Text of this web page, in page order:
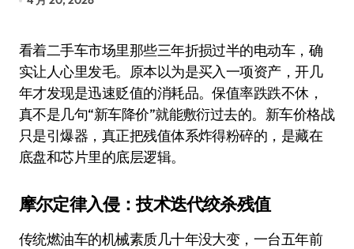
看着二手车市场里那些三年折损过半的电动车，确
实让人心里发毛。原本以为是买入一项资产，开几
年才发现是迅速贬值的消耗品。保值率跌跌不休，
真不是几句“新车降价”就能敷衍过去的。新车价格战
只是引爆器，真正把残值体系炸得粉碎的，是藏在
底盘和芯片里的底层逻辑。
摩尔定律入侵：技术迭代绞杀残值
传统燃油车的机械素质几十年没大变，一台五年前